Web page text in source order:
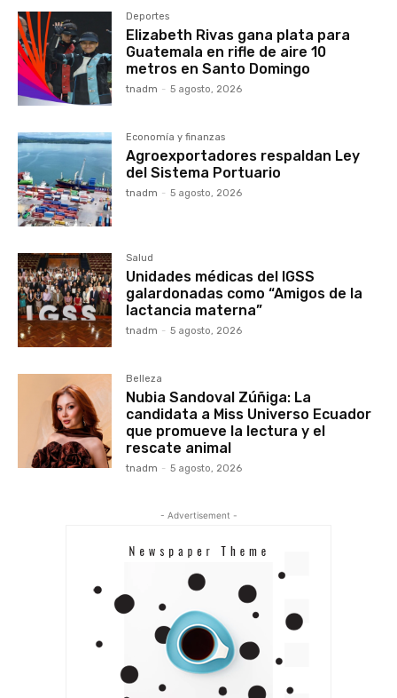
Deportes
Elizabeth Rivas gana plata para
Guatemala en rifle de aire 10
metros en Santo Domingo
tnadm - 5 agosto, 2026
Economía y finanzas
Agroexportadores respaldan Ley
del Sistema Portuario
tnadm - 5 agosto, 2026
Salud
Unidades médicas del IGSS
galardonadas como “Amigos de la
lactancia materna”
tnadm - 5 agosto, 2026
Belleza
Nubia Sandoval Zúñiga: La
candidata a Miss Universo Ecuador
que promueve la lectura y el
rescate animal
tnadm - 5 agosto, 2026
- Advertisement -